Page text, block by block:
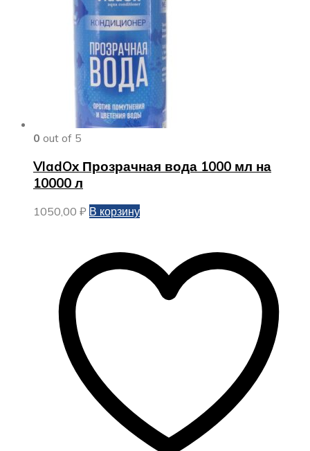
0 out of 5
VladOx Прозрачная вода 1000 мл на
10000 л
1050,00 ₽ В корзину